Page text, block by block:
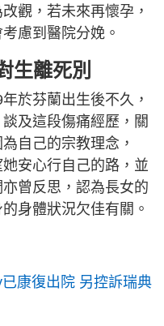
觀，若未來再懷孕，
慮到醫院分娩。
生離死別
於芬蘭出生後不久，
及這段傷痛經歷，關
自己的宗教理念，
她安心行自己的路，並
曾反思，認為長女的
身體狀況欠佳有關。
康復出院 另控訴瑞典